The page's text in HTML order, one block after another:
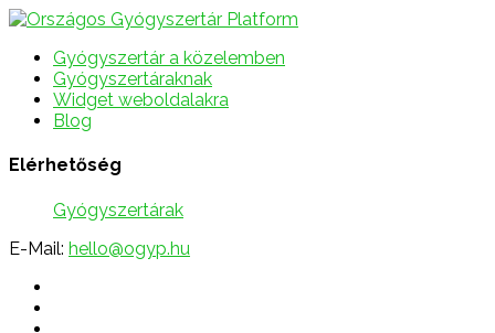
Gyógyszertár a közelemben
Gyógyszertáraknak
Widget weboldalakra
Blog
Elérhetőség
Gyógyszertárak
E-Mail: hello@ogyp.hu